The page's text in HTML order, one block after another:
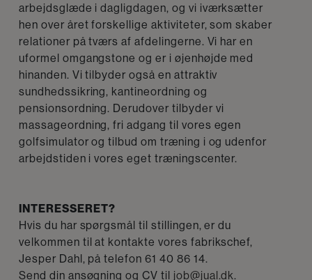
arbejdsglæde i dagligdagen, og vi iværksætter
hen over året forskellige aktiviteter, som skaber
relationer på tværs af afdelingerne. Vi har en
uformel omgangstone og er i øjenhøjde med
hinanden. Vi tilbyder også en attraktiv
sundhedssikring, kantineordning og
pensionsordning. Derudover tilbyder vi
massageordning, fri adgang til vores egen
golfsimulator og tilbud om træning i og udenfor
arbejdstiden i vores eget træningscenter.
INTERESSERET?
Hvis du har spørgsmål til stillingen, er du
velkommen til at kontakte vores fabrikschef,
Jesper Dahl, på telefon 61 40 86 14.
Send din ansøgning og CV til job@jual.dk.